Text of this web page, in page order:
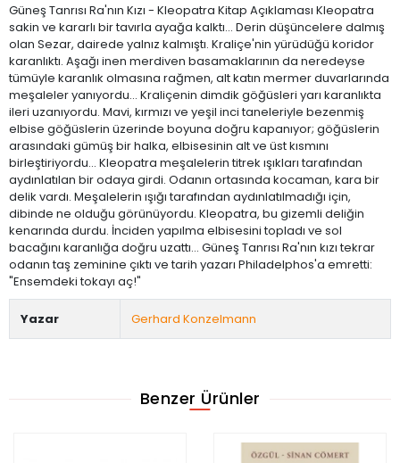
Güneş Tanrısı Ra'nın Kızı - Kleopatra Kitap Açıklaması Kleopatra
sakin ve kararlı bir tavırla ayağa kalktı... Derin düşüncelere dalmış
olan Sezar, dairede yalnız kalmıştı. Kraliçe'nin yürüdüğü koridor
karanlıktı. Aşağı inen merdiven basamaklarının da neredeyse
tümüyle karanlık olmasına rağmen, alt katın mermer duvarlarında
meşaleler yanıyordu... Kraliçenin dimdik göğüsleri yarı karanlıkta
ileri uzanıyordu. Mavi, kırmızı ve yeşil inci taneleriyle bezenmiş
elbise göğüslerin üzerinde boyuna doğru kapanıyor; göğüslerin
arasındaki gümüş bir halka, elbisesinin alt ve üst kısmını
birleştiriyordu... Kleopatra meşalelerin titrek ışıkları tarafından
aydınlatılan bir odaya girdi. Odanın ortasında kocaman, kara bir
delik vardı. Meşalelerin ışığı tarafından aydınlatılmadığı için,
dibinde ne olduğu görünüyordu. Kleopatra, bu gizemli deliğin
kenarında durdu. İnciden yapılma elbisesini topladı ve sol
bacağını karanlığa doğru uzattı... Güneş Tanrısı Ra'nın kızı tekrar
odanın taş zeminine çıktı ve tarih yazarı Philadelphos'a emretti:
"Ensemdeki tokayı aç!"
Yazar Gerhard Konzelmann
Benzer Ürünler